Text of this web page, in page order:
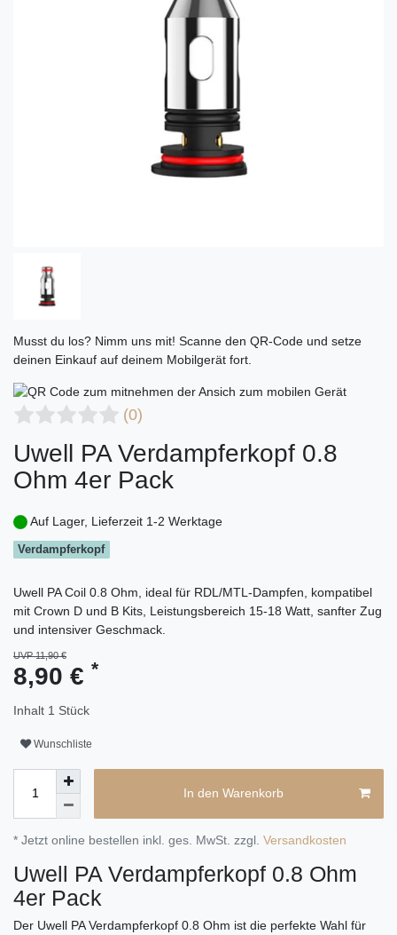
Musst du los? Nimm uns mit! Scanne den QR-Code und setze
deinen Einkauf auf deinem Mobilgerät fort.
(0)
Uwell PA Verdampferkopf 0.8
Ohm 4er Pack
Auf Lager, Lieferzeit 1-2 Werktage
Verdampferkopf
Uwell PA Coil 0.8 Ohm, ideal für RDL/MTL-Dampfen, kompatibel
mit Crown D und B Kits, Leistungsbereich 15-18 Watt, sanfter Zug
und intensiver Geschmack.
UVP 11,90 €
8,90 € *
Inhalt 1 Stück
Wunschliste
In den Warenkorb
* Jetzt online bestellen inkl. ges. MwSt. zzgl. Versandkosten
Uwell PA Verdampferkopf 0.8 Ohm
4er Pack
Der Uwell PA Verdampferkopf 0.8 Ohm ist die perfekte Wahl für